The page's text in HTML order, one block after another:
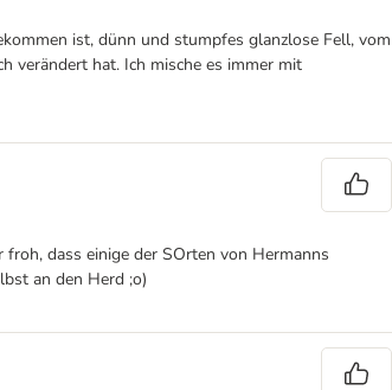
ist, dünn und stumpfes glanzlose Fell, vom
verändert hat. Ich mische es immer mit
dass einige der SOrten von Hermanns
an den Herd ;o)